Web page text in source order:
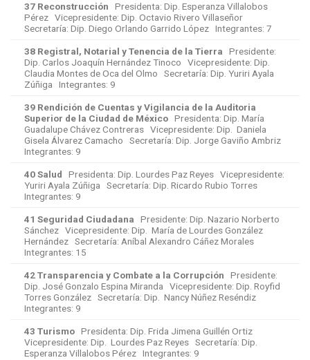
37 Reconstrucción Presidenta: Dip. Esperanza Villalobos
Pérez Vicepresidente: Dip. Octavio Rivero Villaseñor
Secretaría: Dip. Diego Orlando Garrido López Integrantes: 7
38 Registral, Notarial y Tenencia de la Tierra Presidente:
Dip. Carlos Joaquín Hernández Tinoco Vicepresidente: Dip.
Claudia Montes de Oca del Olmo Secretaría: Dip. Yuriri Ayala
Zúñiga Integrantes: 9
39 Rendición de Cuentas y Vigilancia de la Auditoria
Superior de la Ciudad de México Presidenta: Dip. María
Guadalupe Chávez Contreras Vicepresidente: Dip. Daniela
Gisela Álvarez Camacho Secretaría: Dip. Jorge Gaviño Ambriz
Integrantes: 9
40 Salud Presidenta: Dip. Lourdes Paz Reyes Vicepresidente:
Yuriri Ayala Zúñiga Secretaría: Dip. Ricardo Rubio Torres
Integrantes: 9
41 Seguridad Ciudadana Presidente: Dip. Nazario Norberto
Sánchez Vicepresidente: Dip. María de Lourdes González
Hernández Secretaría: Aníbal Alexandro Cáñez Morales
Integrantes: 15
42 Transparencia y Combate a la Corrupción
Presidente:
Dip. José Gonzalo Espina Miranda Vicepresidente: Dip. Royfid
Torres González Secretaría: Dip. Nancy Núñez Reséndiz
Integrantes: 9
43 Turismo Presidenta: Dip. Frida Jimena Guillén Ortiz
Vicepresidente: Dip. Lourdes Paz Reyes Secretaría: Dip.
Esperanza Villalobos Pérez Integrantes: 9